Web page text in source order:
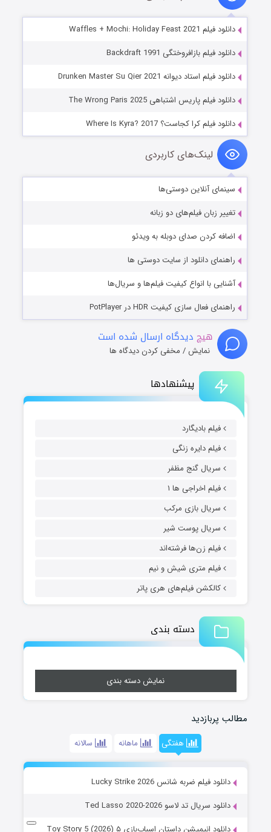
پیشنهادها
فیلم بادیگارد
فیلم دایره زنگی
سریال گنج مظفر
فیلم اخراجی ها ۱
سریال بازی مرکب
سریال پوست شیر
فیلم زن‌ها فرشته‌اند
فیلم متری شیش و نیم
کالکشن فیلم‌های هری پاتر
دسته بندی
نمایش دسته بندی
مطالب پربازدید
هفتگی ماهانه سالانه
دانلود فیلم ضربه شانس Lucky Strike 2026
دانلود سریال تد لاسو Ted Lasso 2020-2026
دانلود انیمیشن داستان اسباب‌بازی ۵ Toy Story 5 (2026)
دانلود فیلم Waffles + Mochi: Holiday Feast 2021
دانلود فیلم بازافروختگی Backdraft 1991
دانلود فیلم استاد دیوانه Drunken Master Su Qier 2021
دانلود فیلم پاریس اشتباهی The Wrong Paris 2025
دانلود فیلم کرا کجاست؟ Where Is Kyra? 2017
لینک‌های کاربردی
سینمای آنلاین دوستی‌ها
تغییر زبان فیلم‌های دو زبانه
اضافه کردن صدای دوبله به ویدئو
راهنمای دانلود از سایت دوستی ها
آشنایی با انواع کیفیت فیلم‌ها و سریال‌ها
راهنمای فعال سازی کیفیت HDR در PotPlayer
هیچ دیدگاه ارسال شده است
نمایش / مخفی کردن دیدگاه ها